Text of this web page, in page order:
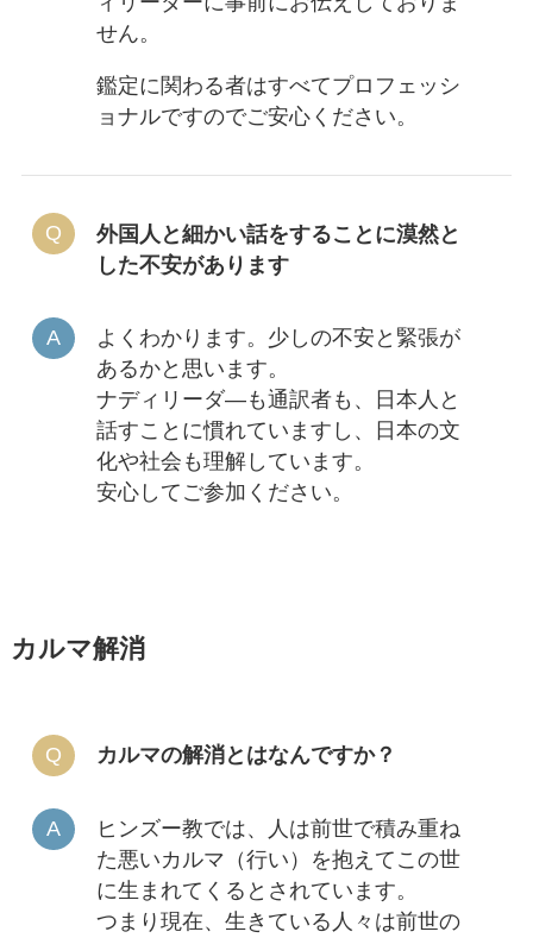
せん。
鑑定に関わる者はすべてプロフェッシ
ョナルですのでご安心ください。
外国人と細かい話をすることに漠然と
した不安があります
よくわかります。少しの不安と緊張が
あるかと思います。
ナディリーダ―も通訳者も、日本人と
話すことに慣れていますし、日本の文
化や社会も理解しています。
安心してご参加ください。
カルマ解消
カルマの解消とはなんですか？
ヒンズー教では、人は前世で積み重ね
た悪いカルマ（行い）を抱えてこの世
に生まれてくるとされています。
つまり現在、生きている人々は前世の